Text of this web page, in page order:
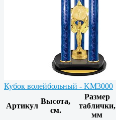
Кубок волейбольный - KM3000
Артикул
Высота,
см.
Размер
таблички,
мм